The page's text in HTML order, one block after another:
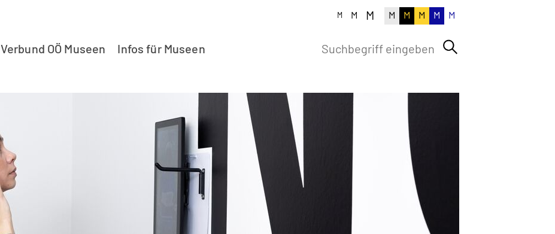
M M M M M M M M
Verbund OÖ Museen Infos für Museen